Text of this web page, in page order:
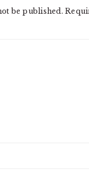
be published.